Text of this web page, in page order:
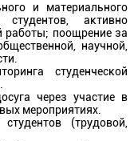
и материального
активно
работы; поощрение за
научной,
студенческой
через участие в
мероприятиях.
(трудовой,